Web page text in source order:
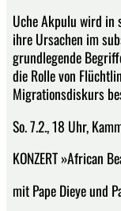
Uche Akpulu wird in
ihre Ursachen im
grundlegende
die Rolle von
Migrationsdiskurs
So. 7.2., 18 Uhr,
KONZERT »African
mit Pape Dieye und